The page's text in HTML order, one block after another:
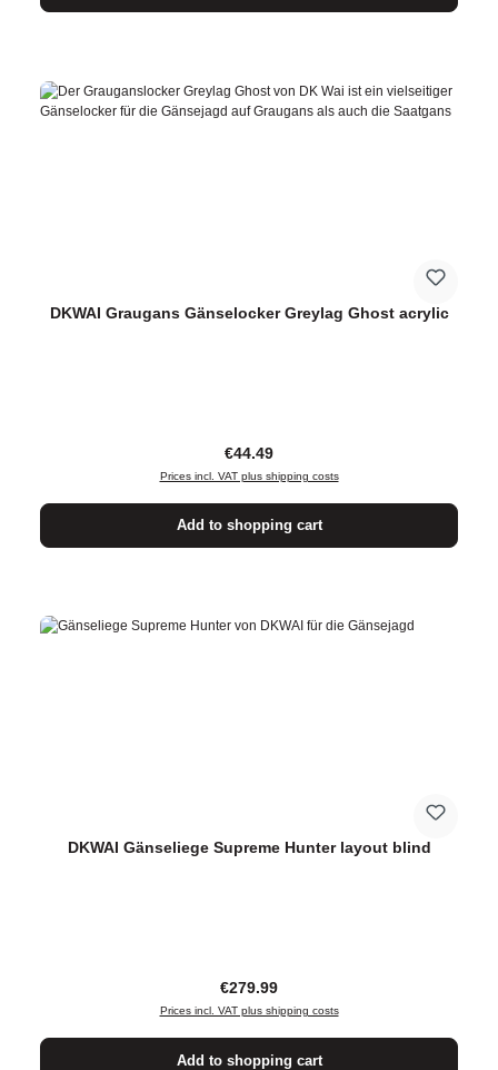
DKWAI Graugans Gänselocker Greylag Ghost acrylic
Regular price:
€44.49
Prices incl. VAT plus shipping costs
Add to shopping cart
DKWAI Gänseliege Supreme Hunter layout blind
Regular price:
€279.99
Prices incl. VAT plus shipping costs
Add to shopping cart